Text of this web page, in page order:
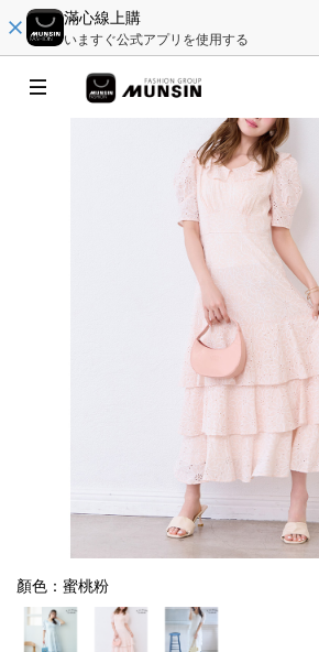
滿心線上購
いますぐ公式アプリを使用する
顏色：蜜桃粉